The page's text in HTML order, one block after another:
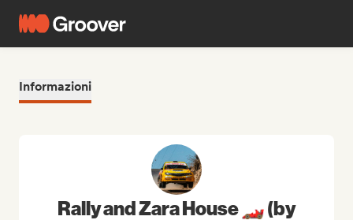
Informazioni
Rally and Zara House 🏎️ (by